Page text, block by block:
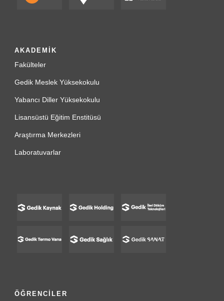
AKADEMİK
Fakülteler
Gedik Meslek Yüksekokulu
Yabancı Diller Yüksekokulu
Lisansüstü Eğitim Enstitüsü
Araştırma Merkezleri
Laboratuvarlar
ÖĞRENCİLER